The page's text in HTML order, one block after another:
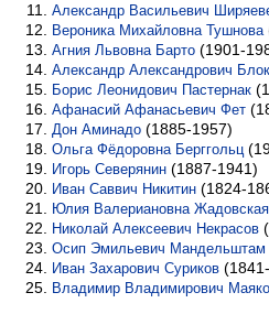
Александр Васильевич
Вероника Михайловна Тушнова
Агния Львовна Барто (1901-
Александр Александрович Блок
Борис Леонидович Пастернак
Афанасий Афанасьевич Фет
Дон Аминадо (1885-1957)
Ольга Фёдоровна Берггольц
Игорь Северянин (1887-1941)
Иван Саввич Никитин (1824-
Юлия Валериановна Жадовская
Николай Алексеевич Некрасов
Осип Эмильевич Мандельштам
Иван Захарович Суриков
Владимир Владимирович